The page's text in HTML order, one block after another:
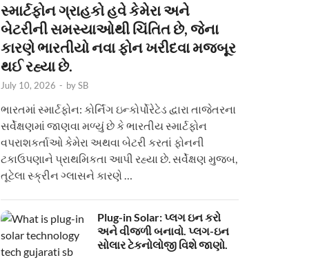
સ્માર્ટફોન ગ્રાહકો હવે કેમેરા અને
બેટરીની સમસ્યાઓથી ચિંતિત છે, જેના
કારણે ભારતીયો નવા ફોન ખરીદવા મજબૂર
થઈ રહ્યા છે.
July 10, 2026 - bySB
ભારતમાં સ્માર્ટફોન: કોર્નિંગ ઇન્કોર્પોરેટેડ દ્વારા તાજેતરના
સર્વેક્ષણમાં જાણવા મળ્યું છે કે ભારતીય સ્માર્ટફોન
વપરાશકર્તાઓ કેમેરા અથવા બેટરી કરતાં ફોનની
ટકાઉપણાને પ્રાથમિકતા આપી રહ્યા છે. સર્વેક્ષણ મુજબ,
તૂટેલા સ્ક્રીન ગ્લાસને કારણે …
Plug-in Solar: પ્લગ ઇન કરો
અને વીજળી બનાવો. પ્લગ-ઇન
સોલાર ટેકનોલોજી વિશે જાણો.